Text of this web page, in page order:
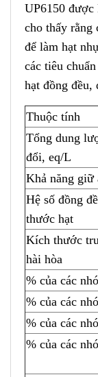
UP6150
cho thấy rằng
để làm hạt
các tiêu
hạt đồng đều,
Thuộc tính
Tổng dung
đổi, eq/L
Khả năng giữ
Hệ số đồng
thước hạt
Kích thước
hài hòa
% của các
% của các
% của các
% của các n